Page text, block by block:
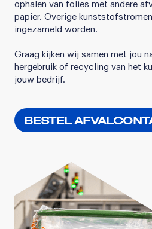
ophalen van folies met andere
papier. Overige
ingezameld worden.
Graag kijken wij samen met jou
hergebruik of recycling van het
jouw bedrijf.
BESTEL